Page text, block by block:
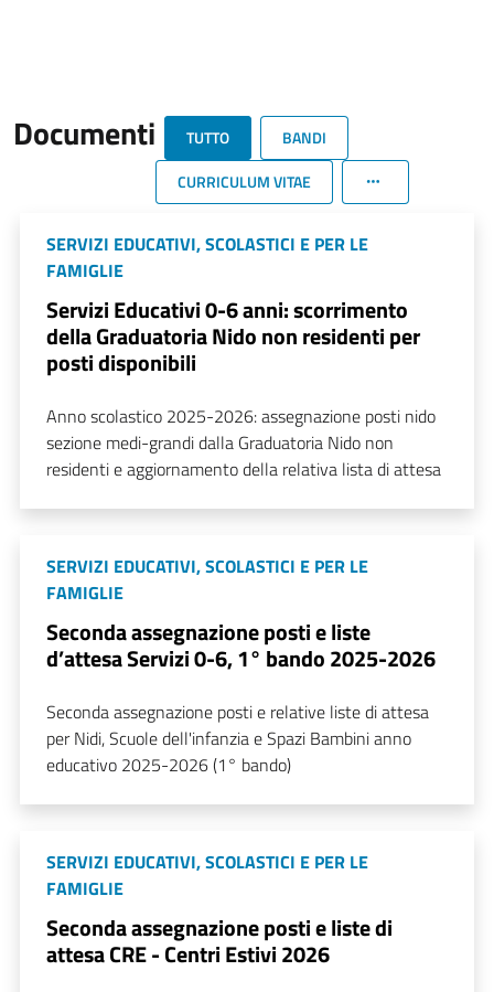
Documenti TUTTO
BANDI
CURRICULUM VITAE
SERVIZI EDUCATIVI, SCOLASTICI E PER LE
FAMIGLIE
Servizi Educativi 0-6 anni: scorrimento
della Graduatoria Nido non residenti per
posti disponibili
Anno scolastico 2025-2026: assegnazione posti nido
sezione medi-grandi dalla Graduatoria Nido non
residenti e aggiornamento della relativa lista di attesa
SERVIZI EDUCATIVI, SCOLASTICI E PER LE
FAMIGLIE
Seconda assegnazione posti e liste
d’attesa Servizi 0-6, 1° bando 2025-2026
Seconda assegnazione posti e relative liste di attesa
per Nidi, Scuole dell'infanzia e Spazi Bambini anno
educativo 2025-2026 (1° bando)
SERVIZI EDUCATIVI, SCOLASTICI E PER LE
FAMIGLIE
Seconda assegnazione posti e liste di
attesa CRE - Centri Estivi 2026